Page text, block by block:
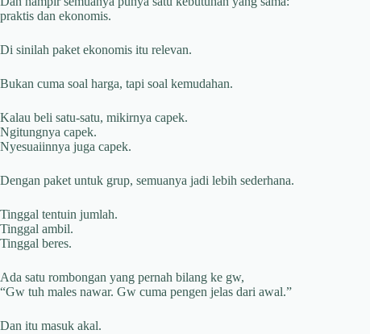
praktis dan ekonomis.
Di sinilah paket ekonomis itu relevan.
Bukan cuma soal harga, tapi soal kemudahan.
Kalau beli satu-satu, mikirnya capek.
Ngitungnya capek.
Nyesuaiinnya juga capek.
Dengan paket untuk grup, semuanya jadi lebih sederhana.
Tinggal tentuin jumlah.
Tinggal ambil.
Tinggal beres.
Ada satu rombongan yang pernah bilang ke gw,
“Gw tuh males nawar. Gw cuma pengen jelas dari awal.”
Dan itu masuk akal.